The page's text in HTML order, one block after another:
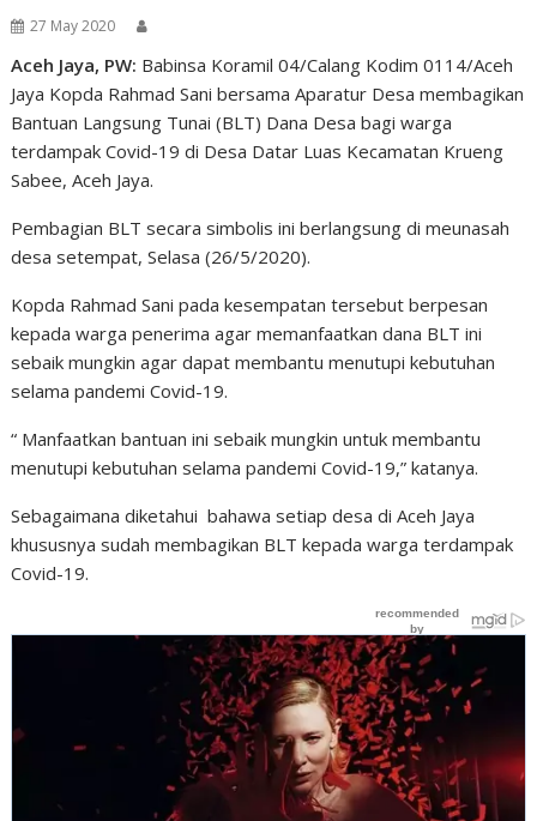
27 May 2020
Aceh Jaya, PW: Babinsa Koramil 04/Calang Kodim 0114/Aceh
Jaya Kopda Rahmad Sani bersama Aparatur Desa membagikan
Bantuan Langsung Tunai (BLT) Dana Desa bagi warga
terdampak Covid-19 di Desa Datar Luas Kecamatan Krueng
Sabee, Aceh Jaya.
Pembagian BLT secara simbolis ini berlangsung di meunasah
desa setempat, Selasa (26/5/2020).
Kopda Rahmad Sani pada kesempatan tersebut berpesan
kepada warga penerima agar memanfaatkan dana BLT ini
sebaik mungkin agar dapat membantu menutupi kebutuhan
selama pandemi Covid-19.
“ Manfaatkan bantuan ini sebaik mungkin untuk membantu
menutupi kebutuhan selama pandemi Covid-19,” katanya.
Sebagaimana diketahui bahawa setiap desa di Aceh Jaya
khususnya sudah membagikan BLT kepada warga terdampak
Covid-19.